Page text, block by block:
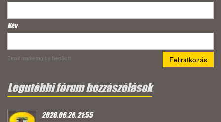
Név
Email marketing by NeoSoft
Legutóbbi fórum hozzászólások
2026.06.26. 21:55